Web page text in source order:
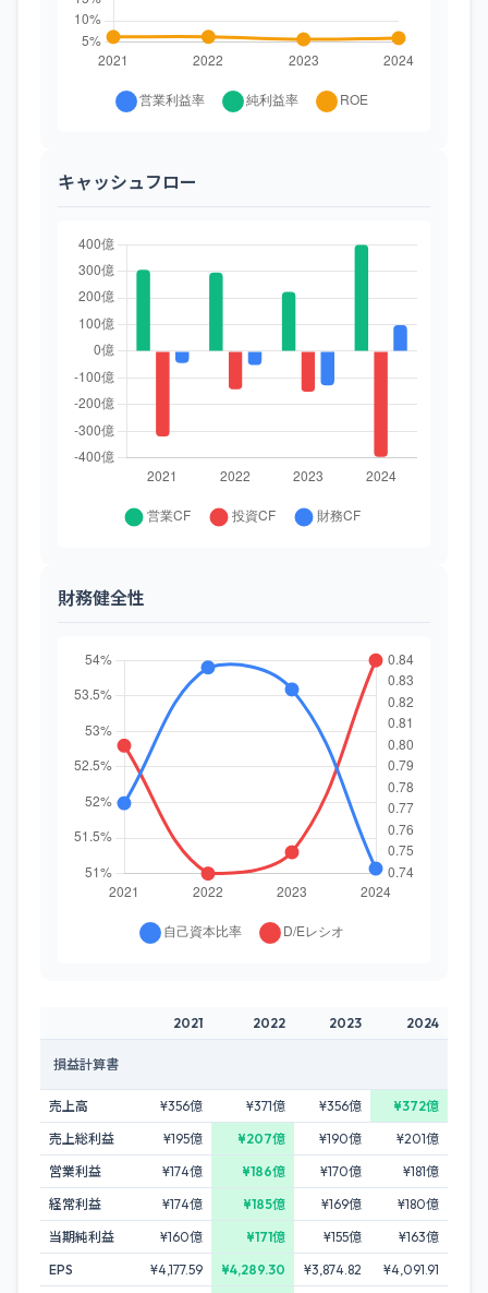
キャッシュフロー
財務健全性
2021 2022 2023 2024
損益計算書
売上高 ¥356億 ¥371億 ¥356億
¥372億
売上総利益
¥195億 ¥207億 ¥190億
¥201億
営業利益
¥174億 ¥186億 ¥170億
¥181億
経常利益
¥174億 ¥185億 ¥169億
¥180億
当期純利益
¥160億 ¥171億 ¥155億
¥163億
EPS
¥4,177.59 ¥4,289.30 ¥3,874.82
¥4,091.91